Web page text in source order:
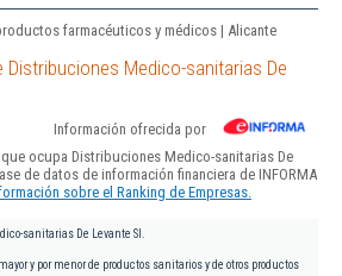
farmacéuticos y médicos | Alicante
Medico-sanitarias De
Información ofrecida por
ocupa Distribuciones Medico-sanitarias De
de datos de información financiera de INFORMA
sobre el Ranking de Empresas.
sanitarias De Levante Sl.
y por menor de productos sanitarios y de otros productos